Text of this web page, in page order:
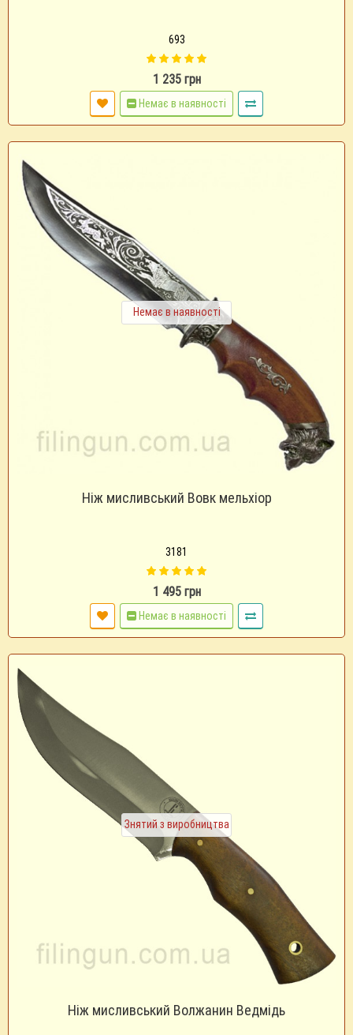
693
1 235 грн
Немає в наявності
Немає в наявності
Ніж мисливський Вовк мельхіор
3181
1 495 грн
Немає в наявності
Знятий з виробництва
Ніж мисливський Волжанин Ведмідь